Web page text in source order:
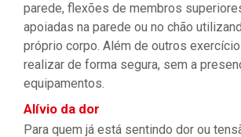
parede, flexões de membros
apoiadas na parede ou no chão
próprio corpo. Além de outros
realizar de forma segura, sem a
equipamentos.
Alívio da dor
Para quem já está sentindo dor ou